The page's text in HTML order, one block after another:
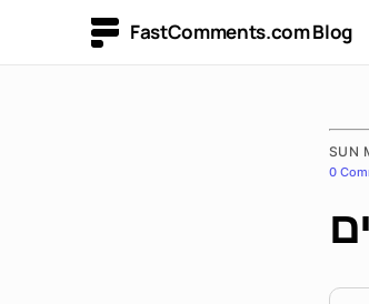
FastComments.com Blog
SUN
0